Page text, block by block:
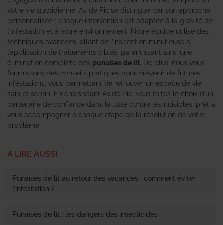
votre vie quotidienne. As de Pic se distingue par son approche
personnalisée : chaque intervention est adaptée à la gravité de
l’infestation et à votre environnement. Notre équipe utilise des
techniques avancées, allant de l’inspection minutieuse à
l’application de traitements ciblés, garantissant ainsi une
élimination complète des punaises de lit . De plus, nous vous
fournissons des conseils pratiques pour prévenir de futures
infestations, vous permettant de retrouver un espace de vie
sain et serein. En choisissant As de Pic, vous faites le choix d’un
partenaire de confiance dans la lutte contre les nuisibles, prêt à
vous accompagner à chaque étape de la résolution de votre
problème.
À LIRE AUSSI
Punaises de lit au retour des vacances : comment éviter
l’infestation ?
Punaises de lit : les dangers des insecticides